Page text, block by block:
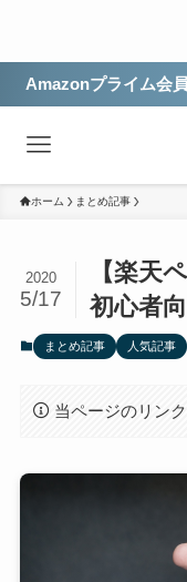
Amazonプライム会
ホーム まとめ記事
【楽天
初心者
2020
5/17
まとめ記事 人気記事
当ページのリン